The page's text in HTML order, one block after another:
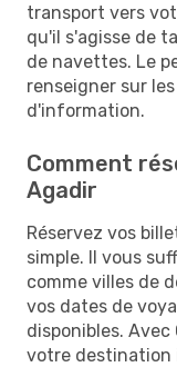
transport vers
qu'il s'agisse de
de navettes. Le
renseigner sur
d'information.
Comment
Agadir
Réservez vos
simple. Il vous
comme villes de
vos dates de
disponibles.
votre destination